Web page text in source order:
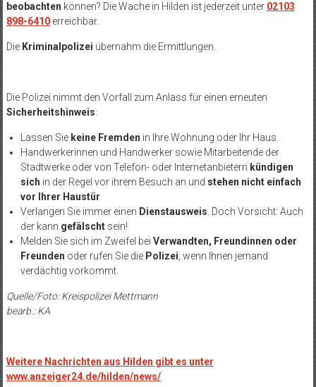
beobachten können? Die Wache in Hilden ist jederzeit unter 02103
898-6410erreichbar.
Die Kriminalpolizei übernahm die Ermittlungen.
Die Polizei nimmt den Vorfall zum Anlass für einen erneuten
Sicherheitshinweis:
Lassen Sie keine Fremden in Ihre Wohnung oder Ihr Haus.
Handwerkerinnen und Handwerker sowie Mitarbeitende der
Stadtwerke oder von Telefon- oder Internetanbietern kündigen
sich in der Regel vor ihrem Besuch an und stehen nicht einfach
vor Ihrer Haustür.
Verlangen Sie immer einen Dienstausweis. Doch Vorsicht: Auch
der kann gefälschtsein!
Melden Sie sich im Zweifel bei Verwandten, Freundinnen oder
Freunden oder rufen Sie die Polizei, wenn Ihnen jemand
verdächtig vorkommt.
Quelle/Foto: Kreispolizei Mettmann
bearb.: KA
Weitere Nachrichten aus Hilden gibt es unter
www.anzeiger24.de/hilden/news/